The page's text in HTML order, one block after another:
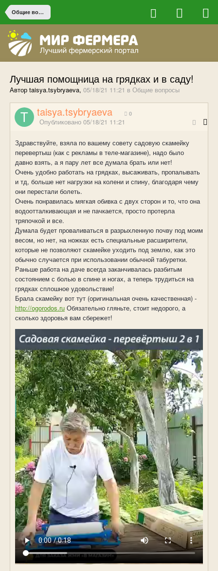
Общие вопросы
Лучшая помощница на грядках и в саду!
Автор taisya.tsybryaeva, 05/18/21 11:21 в Общие вопросы
taisya.tsybryaeva 0
Опубликовано 05/18/21 11:21
Здравствуйте, взяла по вашему совету садовую скамейку
перевертыш (как с рекламы в теле-магазине), надо было
давно взять, а я пару лет все думала брать или нет!
Очень удобно работать на грядках, высаживать, пропалывать
и тд, больше нет нагрузки на колени и спину, благодаря чему
они перестали болеть.
Очень понравилась мягкая обивка с двух сторон и то, что она
водоотталкивающая и не пачкается, просто протерла
тряпочкой и все.
Думала будет проваливаться в разрыхленную почву под моим
весом, но нет, на ножках есть специальные расширители,
которые не позволяют скамейке уходить под землю, как это
обычно случается при использовании обычной табуретки.
Раньше работа на даче всегда заканчивалась разбитым
состоянием с болью в спине и ногах, а теперь трудиться на
грядках сплошное удовольствие!
Брала скамейку вот тут (оригинальная очень качественная) -
http://ogorodos.ru Обязательно гляньте, стоит недорого, а
сколько здоровья вам сбережет!